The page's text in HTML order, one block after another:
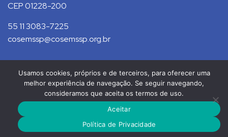
CEP 01228-200
55 11 3083-7225
cosemssp@cosemssp.org.br
Política de Privacidade Contato
COSEMS/SP © 2021. Todos direitos reservados.
RS Press
Usamos cookies, próprios e de terceiros, para oferecer uma
melhor experiência de navegação. Se seguir navegando,
consideramos que aceita os termos de uso.
Aceitar
Política de Privacidade